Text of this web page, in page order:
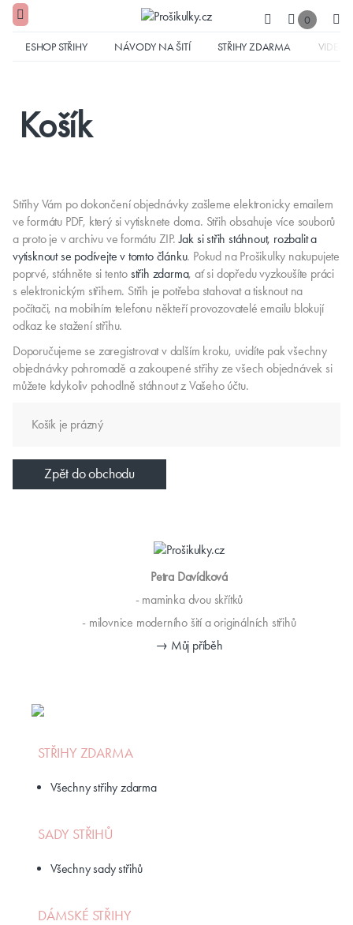
0
ESHOP STŘIHY NÁVODY NA ŠITÍ STŘIHY ZDARMA VIDEA
Košík
Střihy Vám po dokončení objednávky zašleme elektronicky emailem
ve formátu PDF, který si vytisknete doma. Střih obsahuje více souborů
a proto je v archivu ve formátu ZIP.Jak si střih stáhnout, rozbalit a
vytisknout se podívejte v tomto článku. Pokud na Prošikulky nakupujete
poprvé, stáhněte si tento střih zdarma, ať si dopředu vyzkoušíte práci
s elektronickým střihem. Střih je potřeba stahovat a tisknout na
počítači, na mobilním telefonu někteří provozovatelé emailu blokují
odkaz ke stažení střihu.
Doporučujeme se zaregistrovat v dalším kroku, uvidíte pak všechny
objednávky pohromadě a zakoupené střihy ze všech objednávek si
můžete kdykoliv pohodlně stáhnout z Vašeho účtu.
Košík je prázný
Zpět do obchodu
Petra Davídková
- maminka dvou skřítků
- milovnice moderního šití a originálních střihů
→ Můj příběh
STŘIHY ZDARMA
Všechny střihy zdarma
SADY STŘIHŮ
Všechny sady střihů
DÁMSKÉ STŘIHY